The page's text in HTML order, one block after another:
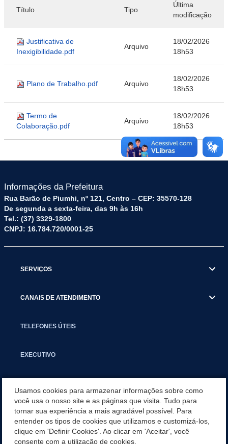
Título Tipo
Última
modificação
Justificativa de
Inexigibilidade.pdf
Arquivo
18/02/2026
18h53
Plano de Trabalho.pdf Arquivo
18/02/2026
18h53
Termo de
Colaboração.pdf
Arquivo
18/02/2026
18h53
Informações da Prefeitura
Rua Barão de Piumhi, nº 121, Centro – CEP: 35570-128
De segunda a sexta-feira, das 9h às 16h
Tel.: (37) 3329-1800
CNPJ: 16.784.720/0001-25
SERVIÇOS
CANAIS DE ATENDIMENTO
TELEFONES ÚTEIS
EXECUTIVO
APLICATIVO
PARCERIAS E EMENDAS IMPOSITIVAS MUNICIPAIS
Usamos cookies para armazenar informações sobre como
você usa o nosso site e as páginas que visita. Tudo para
tornar sua experiência a mais agradável possível. Para
entender os tipos de cookies que utilizamos e customizá-los,
clique em 'Definir Cookies'. Ao clicar em 'Aceitar', você
consente com a utilização de cookies.